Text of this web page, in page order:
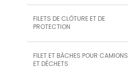
FILETS DE CLÔTURE ET DE
PROTECTION
FILET ET BÂCHES POUR CAMIONS
ET DÉCHETS